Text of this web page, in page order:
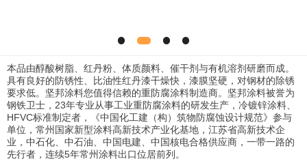
本品由醇酸树脂、红丹粉、体质颜料、催干剂与有机溶剂研磨而成。
具有良好的防锈性、比油性红丹漆干燥快，漆膜坚硬，对钢材的除锈
要求低。坚邦涂料您值得信赖的重防腐涂料制造商。坚邦涂料被誉为
钢铁卫士，23年专业从事工业重防腐涂料的研发生产，冷镀锌涂料、
HFVC标准制定者，《中国化工建（构）筑物防腐蚀设计规范》参与
单位，常州国家新型涂料高新技术产业化基地，江苏省高新技术企
业，中石化、中石油、中国电建、中国核电合格供应商，一带一路的
先行者，连续5年常州涂料出口位居前列。